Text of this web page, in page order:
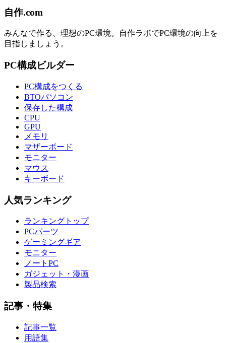
自作.com
みんなで作る、理想のPC環境。 自作ラボでPC環境の向上を
目指しましょう。
PC構成ビルダー
PC構成をつくる
BTOパソコン
保存した構成
CPU
GPU
メモリ
マザーボード
モニター
マウス
キーボード
人気ランキング
ランキングトップ
PCパーツ
ゲーミングギア
モニター
ノートPC
ガジェット・漫画
製品検索
記事・特集
記事一覧
用語集